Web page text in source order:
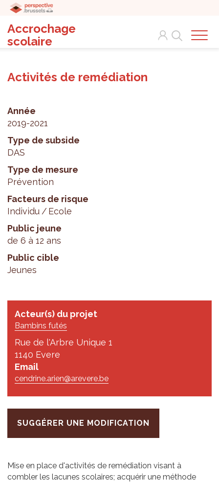
Accrochage
scolaire
Search
Activités de remédiation
Année
2019-2021
Type de subside
DAS
Type de mesure
Prévention
Facteurs de risque
Individu
Ecole
Public jeune
de 6 à 12 ans
Public cible
Jeunes
Acteur(s) du projet
Bambins futés
Rue de l'Arbre Unique 1
1140 Evere
Email
cendrine.arien@arevere.be
SUGGÉRER UNE MODIFICATION
Mise en place d'activités de remédiation visant à
combler les lacunes scolaires; acquérir une méthode